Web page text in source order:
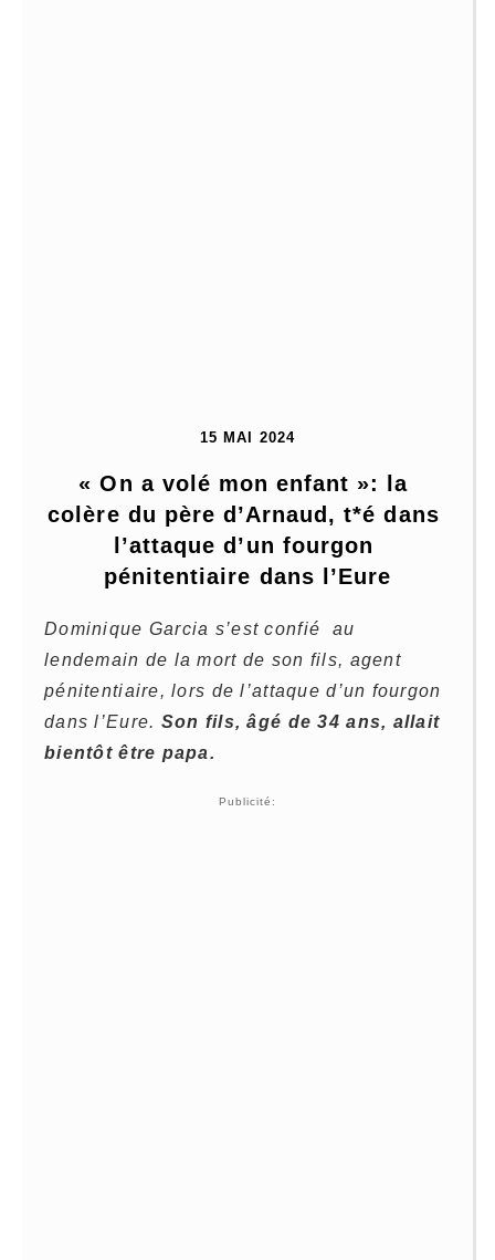
15 MAI 2024
« On a volé mon enfant »: la
colère du père d’Arnaud, t*é dans
l’attaque d’un fourgon
pénitentiaire dans l’Eure
Dominique Garcia s’est confié au
lendemain de la mort de son fils, agent
pénitentiaire, lors de l’attaque d’un fourgon
dans l’Eure. Son fils, âgé de 34 ans, allait
bientôt être papa.
Publicité: